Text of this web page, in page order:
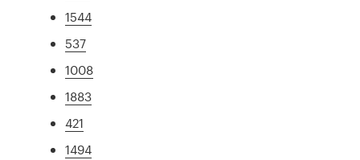
1544
537
1008
1883
421
1494